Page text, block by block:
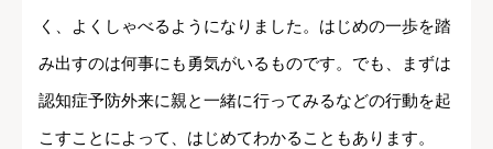
く、よくしゃべるようになりました。はじめの一歩を踏
み出すのは何事にも勇気がいるものです。でも、まずは
認知症予防外来に親と一緒に行ってみるなどの行動を起
こすことによって、はじめてわかることもあります。